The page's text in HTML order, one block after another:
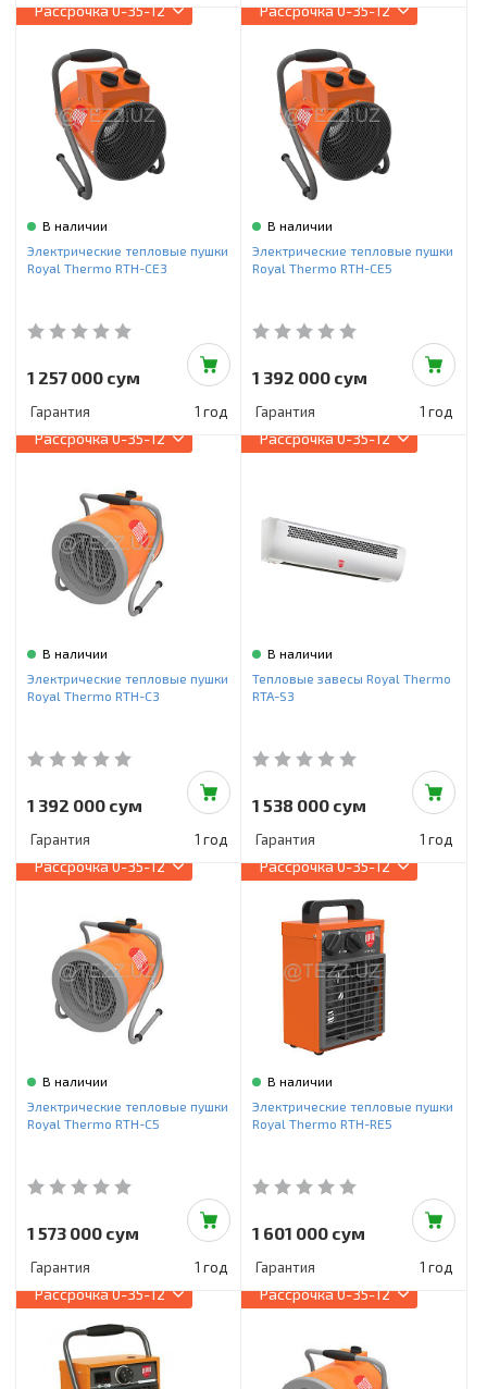
Рассрочка0-35-12
В наличии
Электрические тепловые пушки
Royal Thermo RTH-CE3
1 257 000 сум
Гарантия 1 год
Рассрочка0-35-12
В наличии
Электрические тепловые пушки
Royal Thermo RTH-CE5
1 392 000 сум
Гарантия 1 год
Рассрочка0-35-12
В наличии
Электрические тепловые пушки
Royal Thermo RTH-C3
1 392 000 сум
Гарантия 1 год
Рассрочка0-35-12
В наличии
Тепловые завесы Royal Thermo
RTA-S3
1 538 000 сум
Гарантия 1 год
Рассрочка0-35-12
В наличии
Электрические тепловые пушки
Royal Thermo RTH-C5
1 573 000 сум
Гарантия 1 год
Рассрочка0-35-12
В наличии
Электрические тепловые пушки
Royal Thermo RTH-RE5
1 601 000 сум
Гарантия 1 год
Рассрочка0-35-12 Рассрочка0-35-12